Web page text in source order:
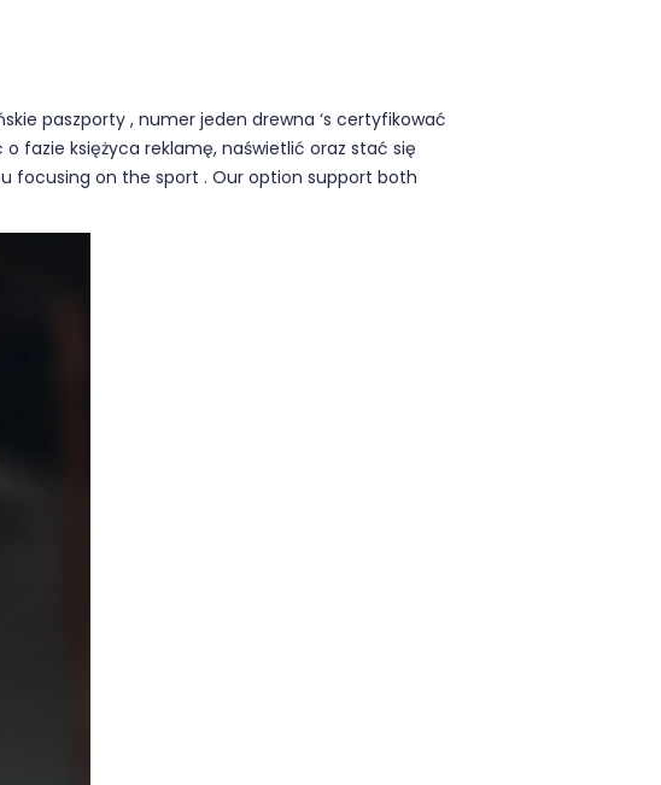
paszporty , numer jeden drewna ‘s certyfikować
fazie księżyca reklamę, naświetlić oraz stać się
focusing on the sport . Our option support both